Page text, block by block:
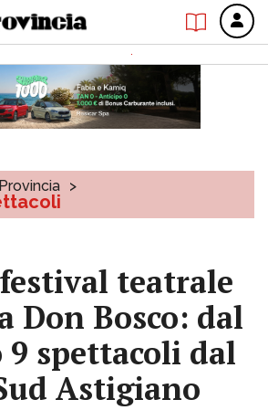
>
teatrale
Don Bosco: dal
spettacoli dal
Astigiano